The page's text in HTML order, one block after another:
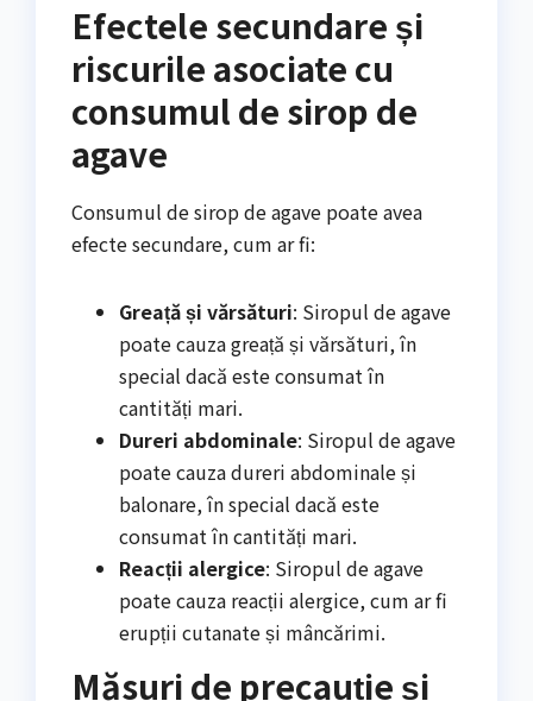
Efectele secundare și
riscurile asociate cu
consumul de sirop de
agave
Consumul de sirop de agave poate avea
efecte secundare, cum ar fi:
Greață și vărsături: Siropul de agave
poate cauza greață și vărsături, în
special dacă este consumat în
cantități mari.
Dureri abdominale: Siropul de agave
poate cauza dureri abdominale și
balonare, în special dacă este
consumat în cantități mari.
Reacții alergice: Siropul de agave
poate cauza reacții alergice, cum ar fi
erupții cutanate și mâncărimi.
Măsuri de precauție și